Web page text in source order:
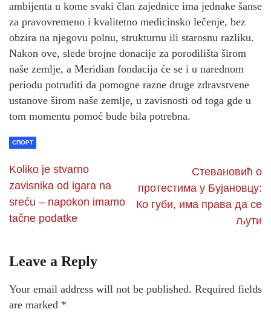
ambijenta u kome svaki član zajednice ima jednake šanse
za pravovremeno i kvalitetno medicinsko lečenje, bez
obzira na njegovu polnu, strukturnu ili starosnu razliku.
Nakon ove, slede brojne donacije za porodilišta širom
naše zemlje, a Meridian fondacija će se i u narednom
periodu potruditi da pomogne razne druge zdravstvene
ustanove širom naše zemlje, u zavisnosti od toga gde u
tom momentu pomoć bude bila potrebna.
СПОРТ
Koliko je stvarno
zavisnika od igara na
sreću – napokon imamo
tačne podatke
Стевановић о
протестима у Бујановцу:
Ко губи, има права да се
љути
Leave a Reply
Your email address will not be published. Required fields
are marked *